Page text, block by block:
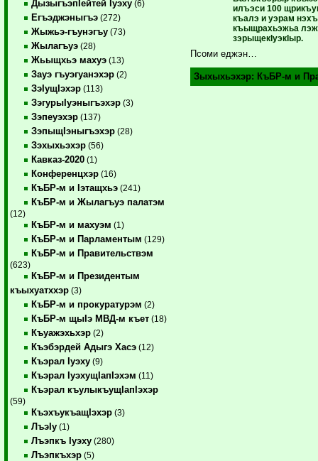
ДызыгъэпIейтей Iуэху (6)
Егъэджэныгъэ (272)
Жыжьэ-гъунэгъу (73)
Жылагъуэ (28)
Жьыщхьэ махуэ (13)
Зауэ гъуэгуанэхэр (2)
ЗэIущIэхэр (113)
ЗэгурыIуэныгъэхэр (3)
Зэпеуэхэр (137)
ЗэпыщIэныгъэхэр (28)
Зэхыхьэхэр (56)
Кавказ-2020 (1)
Конференцхэр (16)
КъБР-м и Iэтащхьэ (241)
КъБР-м и Жылагъуэ палатэм
(12)
КъБР-м и махуэм (1)
КъБР-м и Парламентым (129)
КъБР-м и Правительствэм
(623)
КъБР-м и Президентым
къыхуатххэр (3)
КъБР-м и прокуратурэм (2)
КъБР-м щыIэ МВД-м къет (18)
Къуажэхьхэр (2)
Къэбэрдей Адыгэ Хасэ (12)
Къэрал Iуэху (9)
Къэрал IуэхущIапIэхэм (11)
Къэрал къулыкъущIапIэхэр
(59)
КъэхъукъащIэхэр (3)
ЛъэIу (1)
Лъэпкъ Iуэху (280)
Лъэпкъхэр (5)
илъэси 100
къалэ и уэрам
къыщрахьэжьа
зэрыщекIуэкIыр.
Псоми еджэн…
Зыхыхьэхэр: КъБР-м и